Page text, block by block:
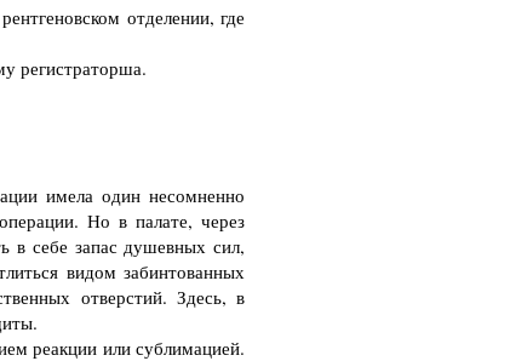
отделении, где
регистраторша.
имела один несомненно
Но в палате, через
в себе запас душевных сил,
видом забинтованных
отверстий. Здесь, в
реакции или сублимацией.